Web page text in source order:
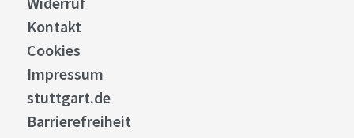
Kontakt
Cookies
Impressum
stuttgart.de
Barrierefreiheit